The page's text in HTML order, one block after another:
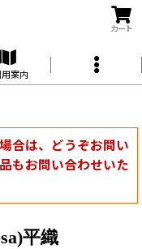
カート
用案内
合は、どうぞお問い
もお問い合わせいた
平織